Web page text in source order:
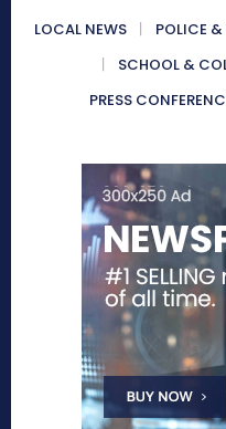
LOCAL NEWS POLICE &
SCHOOL &
PRESS